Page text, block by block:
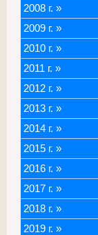
2008 г. »
2009 г. »
2010 г. »
2011 г. »
2012 г. »
2013 г. »
2014 г. »
2015 г. »
2016 г. »
2017 г. »
2018 г. »
2019 г. »